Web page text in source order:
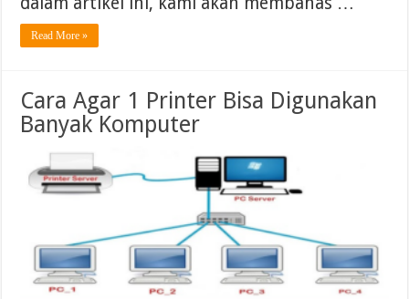
Read More »
Cara Agar 1 Printer Bisa Digunakan
Banyak Komputer